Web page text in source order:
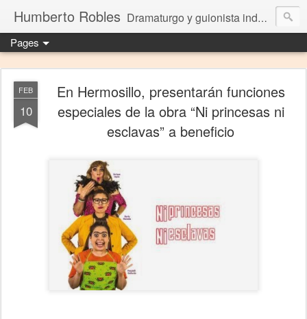
Humberto Robles Dramaturgo y guionista independiente
Pages
FEB
10
En Hermosillo, presentarán funciones
especiales de la obra “Ni princesas ni
esclavas” a beneficio